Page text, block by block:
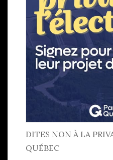
DITES NON À LA
QUÉBEC